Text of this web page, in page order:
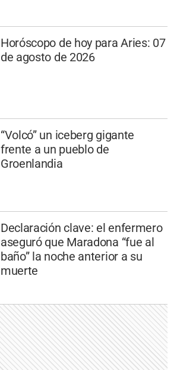
Horóscopo de hoy para Aries: 07
de agosto de 2026
“Volcó” un iceberg gigante
frente a un pueblo de
Groenlandia
Declaración clave: el enfermero
aseguró que Maradona “fue al
baño” la noche anterior a su
muerte